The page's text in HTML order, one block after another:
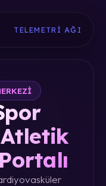
TELEMETRI AĞI